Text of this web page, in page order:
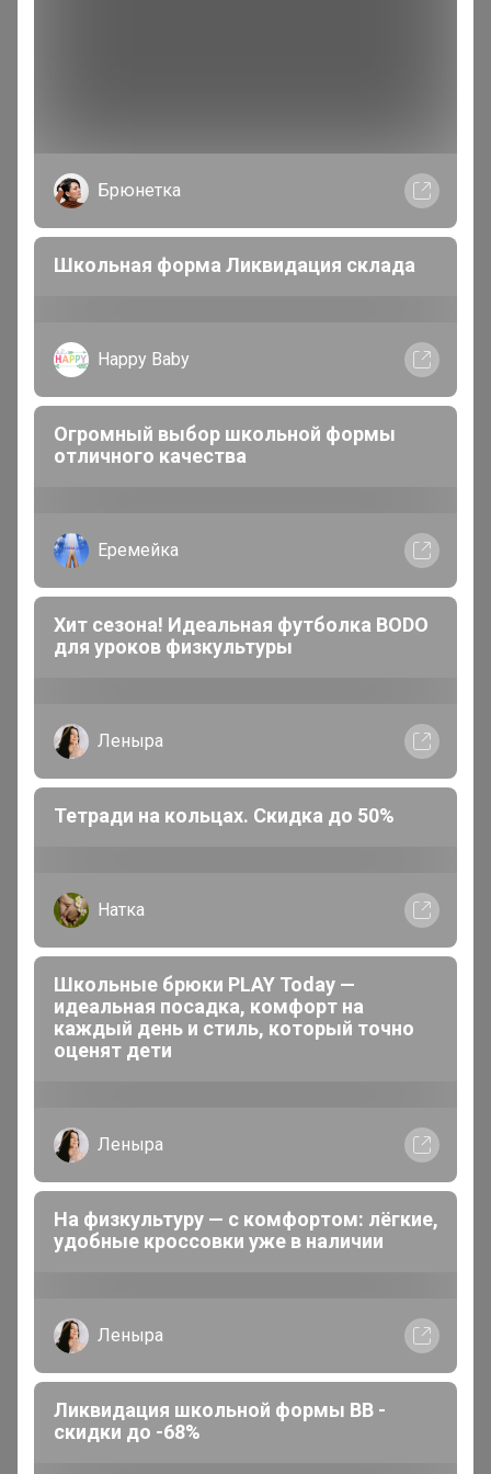
создании кондитерских и шоколадных творений.
Артемида
Бронзовый организатор
В теме "РосХалат - Распродажа!!! Халаты для всей
семьи! Бесшовное нижнее белье!"
5 августа, 2026 18:56
Артемида
В теме "РосХалат - Распродажа!!! Халаты для всей
семьи! Бесшовное нижнее белье!"
5 августа, 2026 18:55 1
Alisan, здравствуйте. Сегодня все уехало в
Артемида
Бронзовый организатор
Брюнетка
Школьная форма Ликвидация склада
Happy Baby
Огромный выбор школьной формы
отличного качества
Еремейка
Хит сезона! Идеальная футболка BODO
для уроков физкультуры
Леныра
Тетради на кольцах. Скидка до 50%
Натка
Школьные брюки PLAY Today —
идеальная посадка, комфорт на
каждый день и стиль, который точно
оценят дети
Леныра
На физкультуру — с комфортом: лёгкие,
удобные кроссовки уже в наличии
Леныра
Ликвидация школьной формы BB -
скидки до -68%